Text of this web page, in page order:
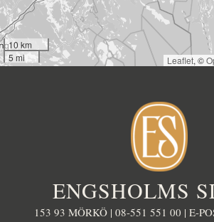
10 km
5 mi
Leaflet, ©
ENGSHOLMS
153 93 MÖRKÖ | 08-551 551 00 | E-